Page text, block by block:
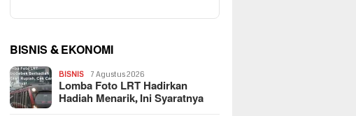
BISNIS & EKONOMI
BISNIS 7 Agustus 2026
Lomba Foto LRT Hadirkan
Hadiah Menarik, Ini Syaratnya